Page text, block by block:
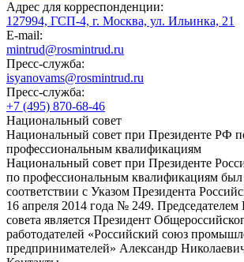
Адрес для корреспонденции:
127994, ГСП-4, г. Москва, ул. Ильинка, 21
E-mail:
mintrud@rosmintrud.ru
Пресс-служба:
isyanovams@rosmintrud.ru
Пресс-служба:
+7 (495) 870-68-46
Национальный совет
Национальный совет при Президенте РФ
профессиональным квалификациям
Национальный совет при Президенте
по профессиональным квалификациям был
соответствии с Указом Президента
16 апреля 2014 года № 249.
совета является Президент
работодателей «Российский союз
предпринимателей» Александр